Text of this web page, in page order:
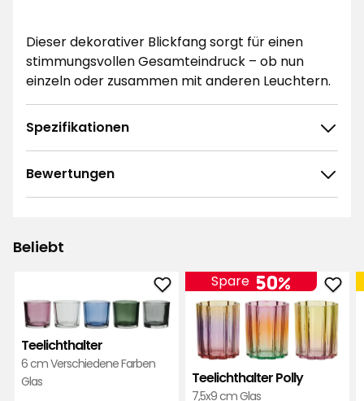
Dieser dekorativer Blickfang sorgt für einen
stimmungsvollen Gesamteindruck – ob nun
einzeln oder zusammen mit anderen Leuchtern.
Spezifikationen
Bewertungen
4.8
Sortieren nach
Filtern nach
Bewertungen (168)
Beliebt
Teelichthalter
6 cm Verschiedene Farben
Glas
Teelichthalter
zu
Favoriten
hinzufügen
Teelichthalter Polly
7,5x9 cm Glas
Spare 50%
Polly
zu